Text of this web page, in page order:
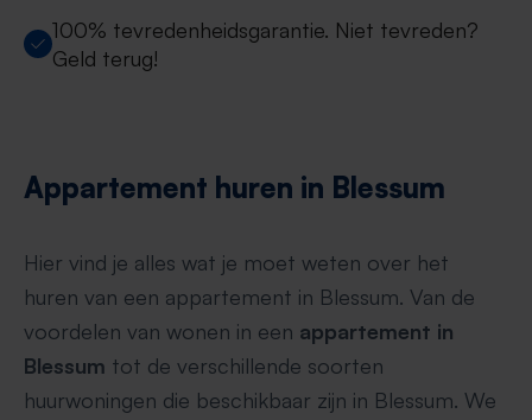
100% tevredenheidsgarantie. Niet tevreden?
Geld terug!
Appartement huren in Blessum
Hier vind je alles wat je moet weten over het
huren van een appartement in Blessum. Van de
voordelen van wonen in een appartement in
Blessum tot de verschillende soorten
huurwoningen die beschikbaar zijn in Blessum. We